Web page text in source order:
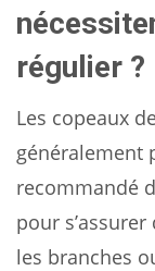
régulier ?
Les copeaux
généralement
recommandé
pour
les branches